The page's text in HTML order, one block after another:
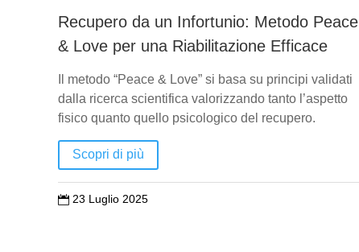
Recupero da un Infortunio: Metodo Peace
& Love per una Riabilitazione Efficace
Il metodo “Peace & Love” si basa su principi validati
dalla ricerca scientifica valorizzando tanto l’aspetto
fisico quanto quello psicologico del recupero.
Scopri di più
 23 Luglio 2025